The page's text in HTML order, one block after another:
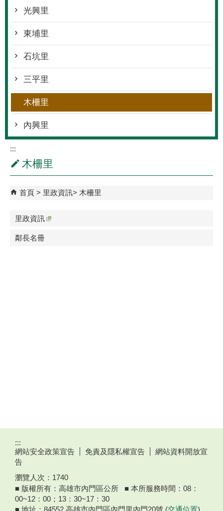
光興里
東埔里
石坑里
三平里
木柵里
內興里
:::
木柵里
首頁 里政資訊 木柵里
里政資訊
鄰長名冊
:::
網站安全政策宣告
免責及隱私權宣告
網站資料開放宣
告
瀏覽人次： 1740
■ 版權所有：高雄市內門區公所 ■ 本所服務時間：08：
00~12：00；13：30~17：30
■ 地址：84552 高雄市內門區內門里內門20號 (交通位置)